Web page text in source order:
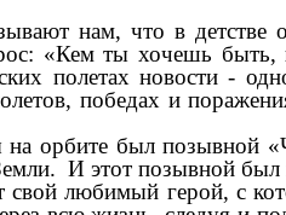
нам, что в детстве
«Кем ты хочешь
полетах новости -
победах и
орбите был позывной
И этот позывной
любимый герой, с